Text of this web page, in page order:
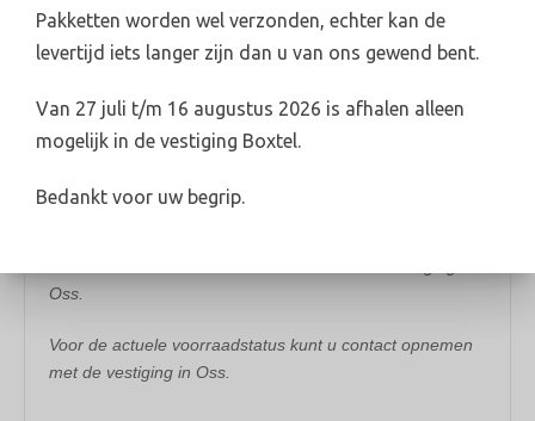
besteld worden. 1 kraangat is mogelijk bij 60, 80 en
100cm. 2 kraangaten is uitsluitend mogelijk bij een
** Badmeubel 120cm bevat altijd 2 wasbakken en u heeft
Oss.
Voor de actuele voorraadstatus kunt u contact opnemen
met de vestiging in Oss.
Pakketten worden wel verzonden, echter kan de
levertijd iets langer zijn dan u van ons gewend bent.
Van 27 juli t/m 16 augustus 2026 is afhalen alleen
mogelijk in de vestiging Boxtel.
Bedankt voor uw begrip.